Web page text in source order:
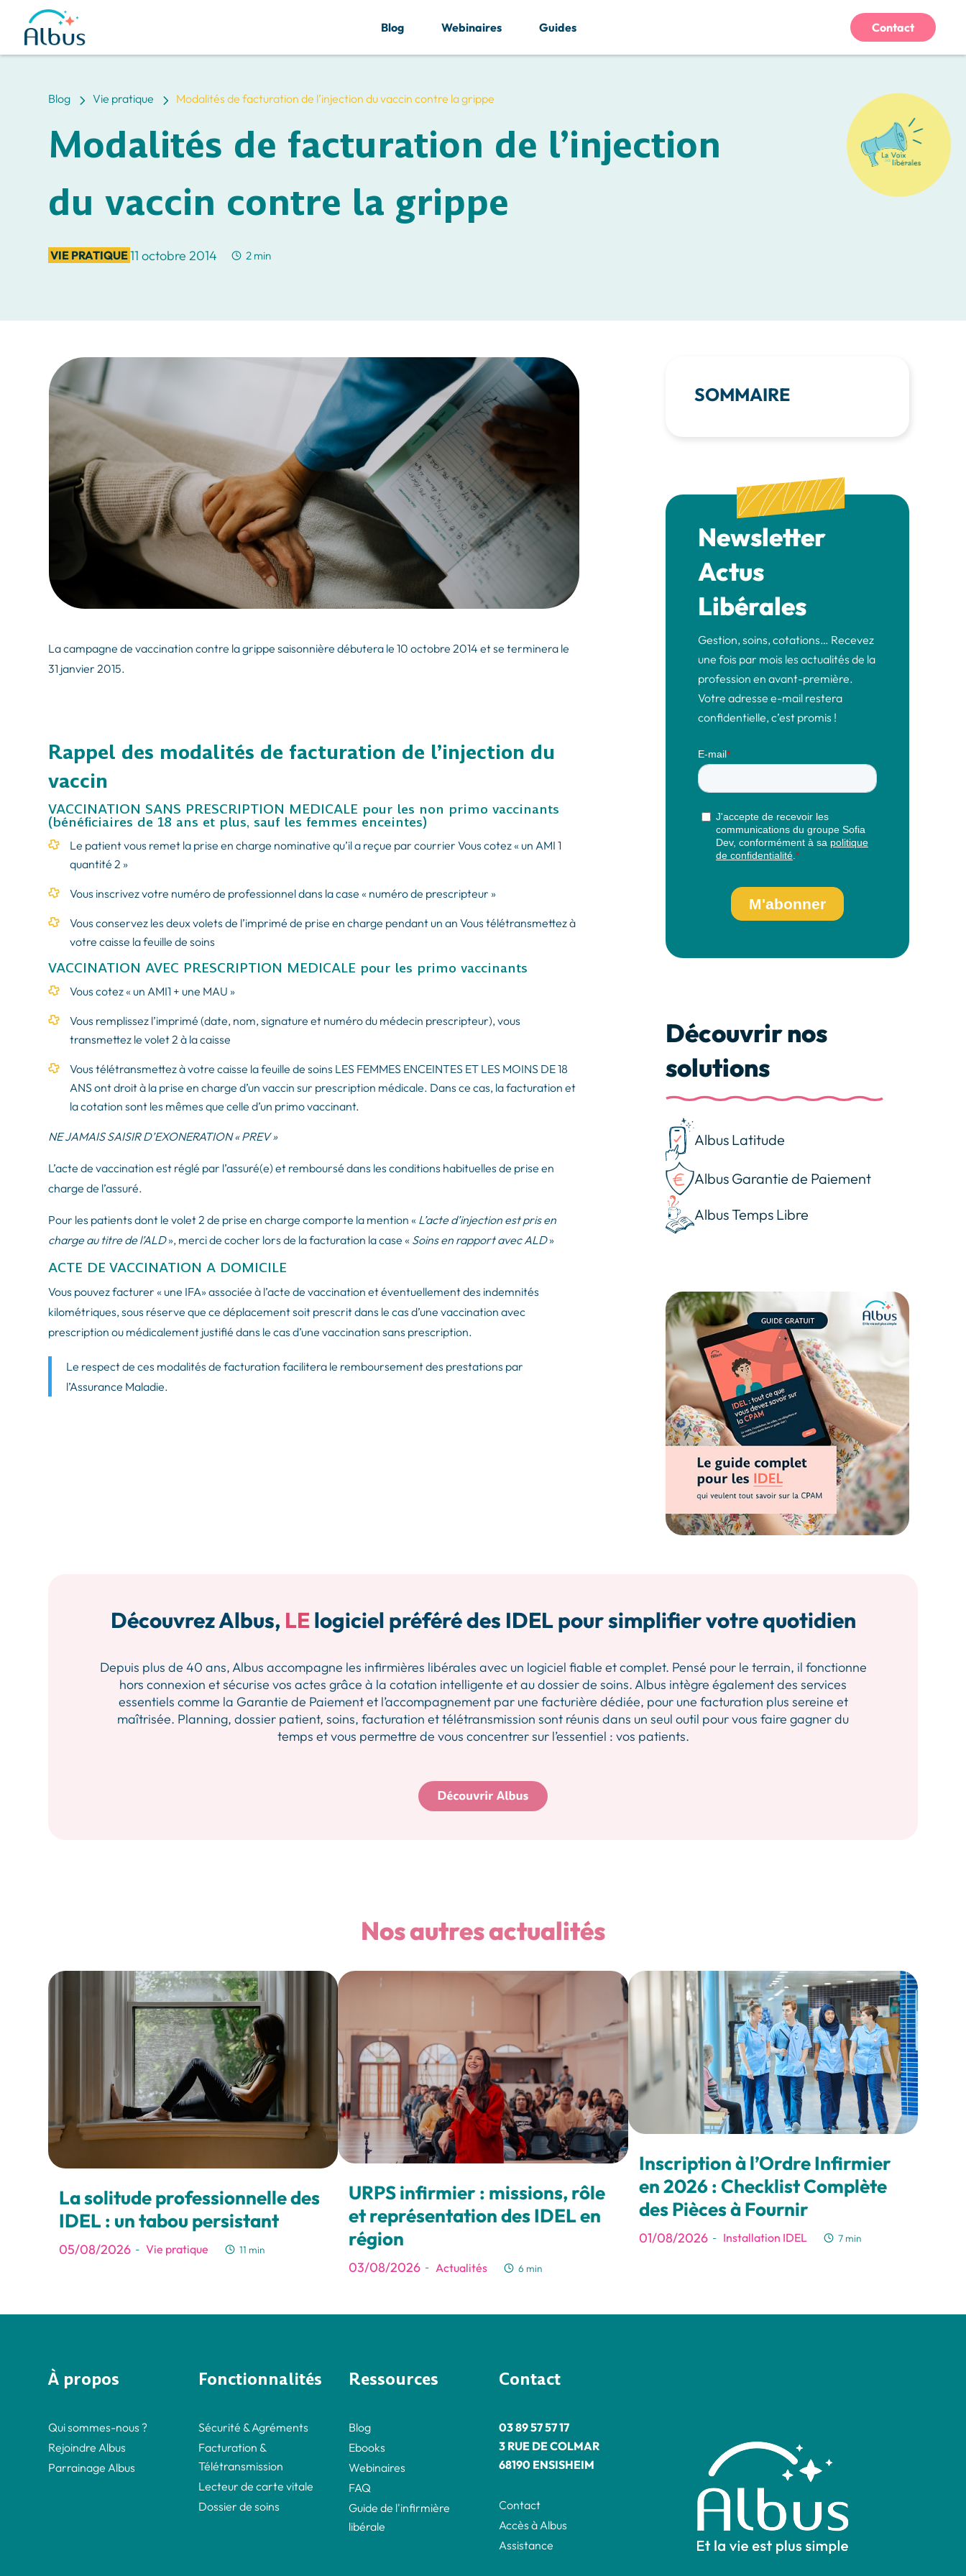
Blog 5 Vie pratique 5 Modalités de facturation de l’injection du vaccin contre la grippe
Modalités de facturation de l’injection
du vaccin contre la grippe
VIE PRATIQUE11 octobre 2014 2 min
La campagne de vaccination contre la grippe saisonnière débutera le 10 octobre 2014 et se terminera le
31 janvier 2015.
Rappel des modalités de facturation de l’injection du
vaccin
VACCINATION SANS PRESCRIPTION MEDICALE pour les non primo vaccinants
(bénéficiaires de 18 ans et plus, sauf les femmes enceintes)
Le patient vous remet la prise en charge nominative qu’il a reçue par courrier Vous cotez « un AMI 1
quantité 2 »
Vous inscrivez votre numéro de professionnel dans la case « numéro de prescripteur »
Vous conservez les deux volets de l’imprimé de prise en charge pendant un an Vous télétransmettez à
votre caisse la feuille de soins
VACCINATION AVEC PRESCRIPTION MEDICALE pour les primo vaccinants
Vous cotez « un AMI1 + une MAU »
Vous remplissez l’imprimé (date, nom, signature et numéro du médecin prescripteur), vous
transmettez le volet 2 à la caisse
Vous télétransmettez à votre caisse la feuille de soins LES FEMMES ENCEINTES ET LES MOINS DE 18
ANS ont droit à la prise en charge d’un vaccin sur prescription médicale. Dans ce cas, la facturation et
la cotation sont les mêmes que celle d’un primo vaccinant.
NE JAMAIS SAISIR D’EXONERATION « PREV »
L’acte de vaccination est réglé par l’assuré(e) et remboursé dans les conditions habituelles de prise en
charge de l’assuré.
Pour les patients dont le volet 2 de prise en charge comporte la mention « L’acte d’injection est pris en
charge au titre de l’ALD», merci de cocher lors de la facturation la case « Soins en rapport avec ALD»
ACTE DE VACCINATION A DOMICILE
Vous pouvez facturer « une IFA» associée à l’acte de vaccination et éventuellement des indemnités
kilométriques, sous réserve que ce déplacement soit prescrit dans le cas d’une vaccination avec
prescription ou médicalement justifié dans le cas d’une vaccination sans prescription.
Le respect de ces modalités de facturation facilitera le remboursement des prestations par
l’Assurance Maladie.
SOMMAIRE
Newsletter
Actus
Libérales
Gestion, soins, cotations… Recevez
une fois par mois les actualités de la
profession en avant-première.
Votre adresse e-mail restera
confidentielle, c’est promis !
Découvrir nos
solutions
Albus Latitude
Albus Garantie de Paiement
Albus Temps Libre
Découvrez Albus, LElogiciel préféré des IDEL pour simplifier votre quotidien
Depuis plus de 40 ans, Albus accompagne les infirmières libérales avec un logiciel fiable et complet. Pensé pour le terrain, il fonctionne
hors connexion et sécurise vos actes grâce à la cotation intelligente et au dossier de soins. Albus intègre également des services
essentiels comme la Garantie de Paiement et l’accompagnement par une facturière dédiée, pour une facturation plus sereine et
maîtrisée. Planning, dossier patient, soins, facturation et télétransmission sont réunis dans un seul outil pour vous faire gagner du
temps et vous permettre de vous concentrer sur l’essentiel : vos patients.
Nos autres actualités
La solitude professionnelle des
IDEL : un tabou persistant
05/08/2026 - Vie pratique 11 min
URPS infirmier : missions, rôle
et représentation des IDEL en
région
03/08/2026 - Actualités 6 min
Inscription à l’Ordre Infirmier
en 2026 : Checklist Complète
des Pièces à Fournir
01/08/2026 - Installation IDEL 7 min
Blog Webinaires Guides Contact
À propos
Qui sommes-nous ?
Rejoindre Albus
Parrainage Albus
Fonctionnalités
Sécurité & Agréments
Facturation &
Télétransmission
Lecteur de carte vitale
Dossier de soins
Ressources
Blog
Ebooks
Webinaires
FAQ
Guide de l'infirmière
libérale
Contact
03 89 57 57 17
3 RUE DE COLMAR
68190 ENSISHEIM
Contact
Accès à Albus
Assistance